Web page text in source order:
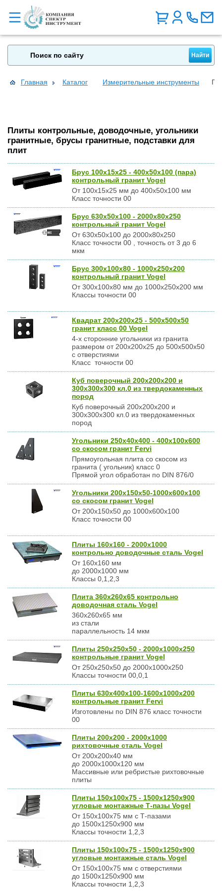
Главная Каталог Измерительные инструменты
Плиты контрольные, доводочные, угольники
гранитные, брусы гранитные, подставки для
плит
Брус 100х15х25 - 400х50х100 (пара)
контрольный гранит Vogel
От 100х15х25 мм до 400х50х100 мм
Класс точности 00
Брус 630х50х100 - 2000х80х250
контрольный гранит Vogel
От 630х50х100 до 2000х80х250
Класс точности 00 , точность от 3 до 6
мкм
Брус 300х100х80 - 1000х250х200
контрольный гранит Vogel
От 300х100х80 мм до 1000х250х200 мм
Классы точности 00
Квадрат 200х200х25 - 500х500х50
гранит класс 00 Vogel
4-х сторонние угольники из гранита
размером от 200х200х25 до 500х500х50
с отверстиями
Класс точности 00
Куб поверочный 200х200х200 и
300х300х300 кл.0 из твердокаменных
пород
Куб поверочный 200х200х200 и
300х300х300 кл.0 из твердокаменных
пород
Угольники 250х40х400 - 400х100х600
со скосом гранит Fervi
Прямоугольная плита со скосом из
гранита ( угольник) класс 0
Прямой угол обработан по DIN 876/0
Угольники 200х150х50-1000х600х100
со скосом гранит Vogel
От 200х150х50 до 1000х600х100
Класс точности 00
Плиты 160х160 - 2000х1000
контрольно доводочные сталь Vogel
От 160х160 мм
до 2000х1000 мм
Классы 0,1,2,3
Плита 360х260х65 контрольно
доводочная сталь Vogel
360х260х65 мм
из стали
параллельность 14 мкм
Плиты 250х250х50 - 2000х1000х250
контрольные гранит Vogel
От 250х250х50 до 2000х1000х250
Классы точности 00,0,1
Плиты 630х400х100-1600х1000х200
контрольные гранит Fervi
Изготовлены по DIN 876 класс точности
00
Плиты 200х200 - 2000х1000
рихтовочные сталь Vogel
От 200х200х40 мм
до 2000х1000х120 мм
Массивные или ребристые рихтовочные
плиты
Плиты 150х100х75 - 1500х1250х900
угловые монтажные Т-пазы Vogel
От 150х100х75 мм с Т-пазами
до 1500х1250х900 мм
Классы точности 1,2,3
Плиты 150х100х75 - 1500х1250х900
угловые монтажные сталь Vogel
От 150х100х75 мм с отверстиями
до 1500х1250х900 мм
Классы точности 1,2,3